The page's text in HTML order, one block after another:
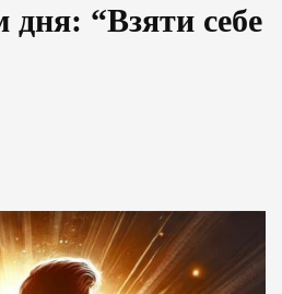
дня: “Взяти себе